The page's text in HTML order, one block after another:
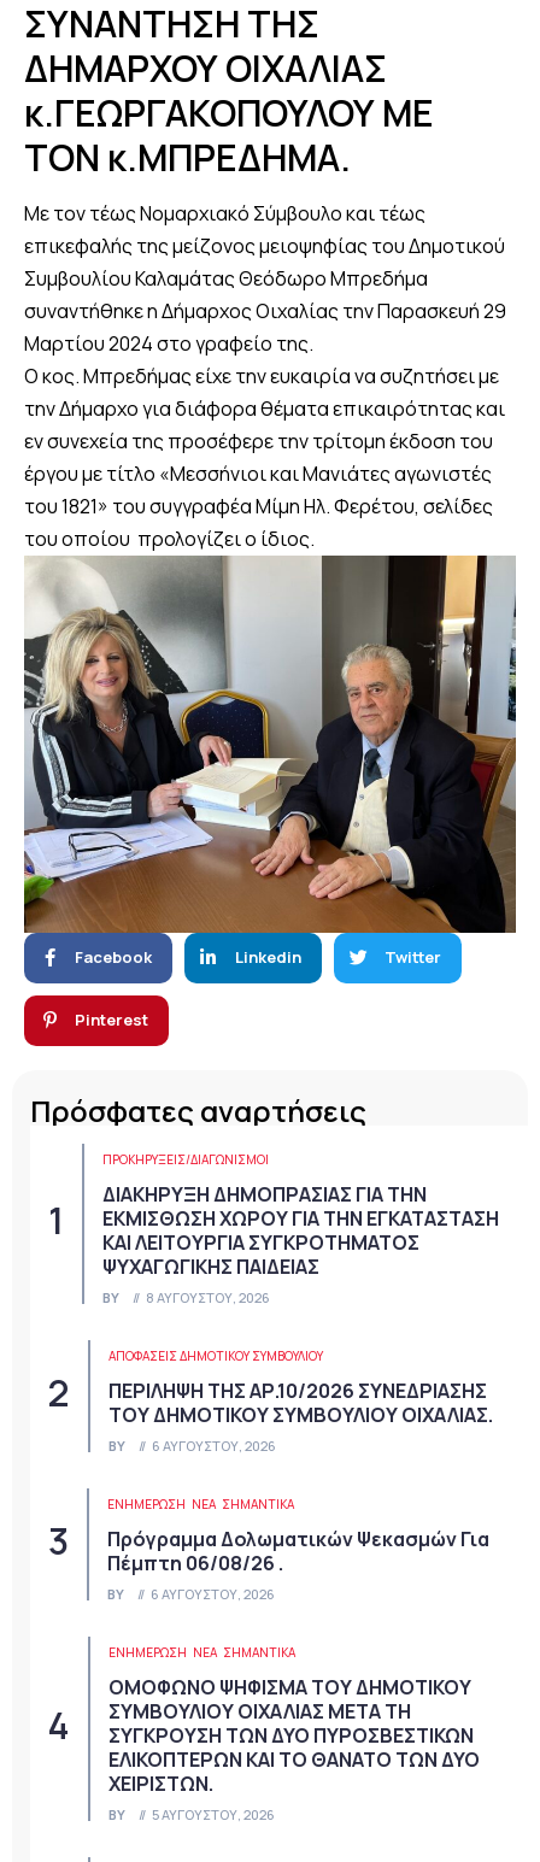
ΣΥΝΑΝΤΗΣΗ ΤΗΣ
ΔΗΜΑΡΧΟΥ ΟΙΧΑΛΙΑΣ
κ.ΓΕΩΡΓΑΚΟΠΟΥΛΟΥ ΜΕ
ΤΟΝ κ.ΜΠΡΕΔΗΜΑ.
Με τον τέως Νομαρχιακό Σύμβουλο και τέως
επικεφαλής της μείζονος μειοψηφίας του Δημοτικού
Συμβουλίου Καλαμάτας Θεόδωρο Μπρεδήμα
συναντήθηκε η Δήμαρχος Οιχαλίας την Παρασκευή 29
Μαρτίου 2024 στο γραφείο της.
Ο κος. Μπρεδήμας είχε την ευκαιρία να συζητήσει με
την Δήμαρχο για διάφορα θέματα επικαιρότητας και
εν συνεχεία της προσέφερε την τρίτομη έκδοση του
έργου με τίτλο «Μεσσήνιοι και Μανιάτες αγωνιστές
του 1821» του συγγραφέα Μίμη Ηλ. Φερέτου, σελίδες
του οποίου προλογίζει ο ίδιος.
Facebook Linkedin Twitter
Pinterest
Πρόσφατες αναρτήσεις
ΠΡΟΚΗΡΎΞΕΙΣ/ΔΙΑΓΩΝΙΣΜΟΊ
ΔΙΑΚΗΡΥΞΗ ΔΗΜΟΠΡΑΣΙΑΣ ΓΙΑ ΤΗΝ
ΕΚΜΙΣΘΩΣΗ ΧΩΡΟΥ ΓΙΑ ΤΗΝ ΕΓΚΑΤΑΣΤΑΣΗ
ΚΑΙ ΛΕΙΤΟΥΡΓΙΑ ΣΥΓΚΡΟΤΗΜΑΤΟΣ
ΨΥΧΑΓΩΓΙΚΗΣ ΠΑΙΔΕΙΑΣ
BY 8 ΑΥΓΟΎΣΤΟΥ, 2026
ΑΠΟΦΆΣΕΙΣ ΔΗΜΟΤΙΚΟΎ ΣΥΜΒΟΥΛΊΟΥ
ΠΕΡΙΛΗΨΗ ΤΗΣ ΑΡ.10/2026 ΣΥΝΕΔΡΙΑΣΗΣ
ΤΟΥ ΔΗΜΟΤΙΚΟΥ ΣΥΜΒΟΥΛΙΟΥ ΟΙΧΑΛΙΑΣ.
BY 6 ΑΥΓΟΎΣΤΟΥ, 2026
ΕΝΗΜΕΡΩΣΗ ΝΈΑ ΣΗΜΑΝΤΙΚΆ
Πρόγραμμα Δολωματικών Ψεκασμών Για
Πέμπτη 06/08/26 .
BY 6 ΑΥΓΟΎΣΤΟΥ, 2026
ΕΝΗΜΕΡΩΣΗ ΝΈΑ ΣΗΜΑΝΤΙΚΆ
ΟΜΟΦΩΝΟ ΨΗΦΙΣΜΑ ΤΟΥ ΔΗΜΟΤΙΚΟΥ
ΣΥΜΒΟΥΛΙΟΥ ΟΙΧΑΛΙΑΣ ΜΕΤΑ ΤΗ
ΣΥΓΚΡΟΥΣΗ ΤΩΝ ΔΥΟ ΠΥΡΟΣΒΕΣΤΙΚΩΝ
ΕΛΙΚΟΠΤΕΡΩΝ ΚΑΙ ΤΟ ΘΑΝΑΤΟ ΤΩΝ ΔΥΟ
ΧΕΙΡΙΣΤΩΝ.
BY 5 ΑΥΓΟΎΣΤΟΥ, 2026